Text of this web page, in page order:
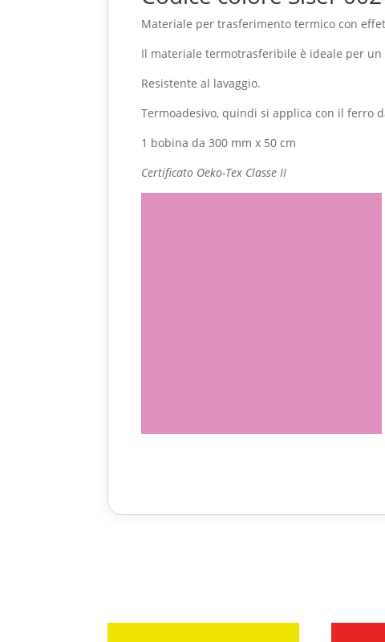
Materiale per trasferimento termico con
Il materiale termotrasferibile è ideale per
Resistente al lavaggio.
Termoadesivo, quindi si applica con il ferro
1 bobina da 300 mm x 50 cm
Certificato Oeko-Tex Classe II